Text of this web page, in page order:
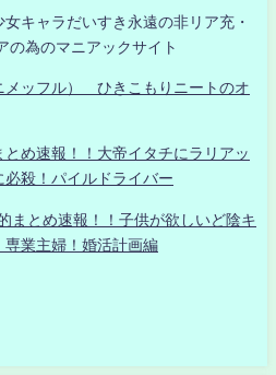
キャラだいすき永遠の非リア充・
の為のマニアックサイト
メッフル） ひきこもりニートのオ
め速報！！大帝イタチにラリアッ
必殺！パイルドライバー
まとめ速報！！子供が欲しいど陰キ
専業主婦！婚活計画編